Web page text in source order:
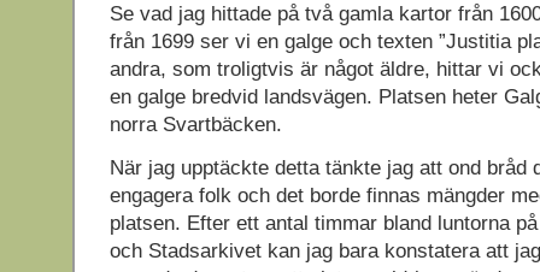
Se vad jag hittade på två gamla kartor från
från 1699 ser vi en galge och texten ”Justitia
andra, som troligtvis är något äldre, hittar vi
en galge bredvid landsvägen. Platsen heter
norra Svartbäcken.
När jag upptäckte detta tänkte jag att ond bråd
engagera folk och det borde finnas mängder
platsen. Efter ett antal timmar bland luntorna
och Stadsarkivet kan jag bara konstatera att